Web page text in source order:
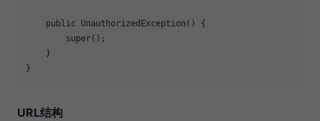
public UnauthorizedException ()
{
super();
    }
URL结构